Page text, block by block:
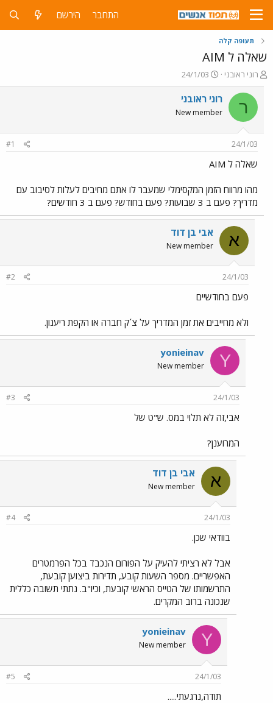
התחבר הירשם
תעופה קלה
שאלה ל AIM
פ
ו
ת
ח
ה
ש
א
רוני ראובני
פ
ו
ר
ם
24/1/03
ר רוני ראובני
New member
24/1/03
#1
שאלה ל AIM
מהו מרווח הזמן המקסימלי שמעבר לו אתם מחיבים לעלות לסיבוב עם
מדריך? פעם ב 3 שבועות? פעם בחודש? פעם ב 3 חודשים?
א אבי בן דוד
New member
24/1/03
#2
פעם בחודשיים
ולא מחייבים את זמן המדריך על צ´ק חברה או הקפת ריענון.
Y
yonieinav
New member
24/1/03
#3
אבי,זה לא תלוי במס. ש"ט של
המרוענן?
א אבי בן דוד
New member
24/1/03
#4
בוודאי שכן.
אבל לא רציתי להעיק על הפורום הנכבד בכל הפרמטרים
האפשריים. מספר השעות קובע, תדירות ביצוען קובעת,
התרשמותו של הטייס הראשי קובעת, וכיו"ב. נתתי תשובה כללית
שנכונה ברוב המקרים.
Y
yonieinav
New member
24/1/03
#5
תודה,נרגעתי.....